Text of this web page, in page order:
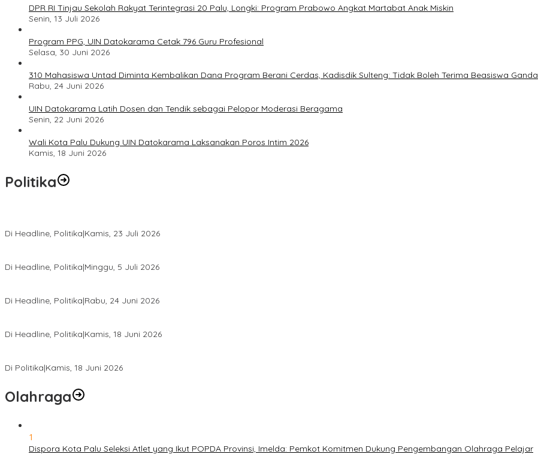
DPR RI Tinjau Sekolah Rakyat Terintegrasi 20 Palu, Longki: Program Prabowo Angkat Martabat Anak Miskin
Senin, 13 Juli 2026
Program PPG, UIN Datokarama Cetak 796 Guru Profesional
Selasa, 30 Juni 2026
310 Mahasiswa Untad Diminta Kembalikan Dana Program Berani Cerdas, Kadisdik Sulteng: Tidak Boleh Terima Beasiswa Ganda
Rabu, 24 Juni 2026
UIN Datokarama Latih Dosen dan Tendik sebagai Pelopor Moderasi Beragama
Senin, 22 Juni 2026
Wali Kota Palu Dukung UIN Datokarama Laksanakan Poros Intim 2026
Kamis, 18 Juni 2026
Politika
Di Headline, Politika|Kamis, 23 Juli 2026
Di Headline, Politika|Minggu, 5 Juli 2026
Di Headline, Politika|Rabu, 24 Juni 2026
Di Headline, Politika|Kamis, 18 Juni 2026
Di Politika|Kamis, 18 Juni 2026
Olahraga
1
Dispora Kota Palu Seleksi Atlet yang Ikut POPDA Provinsi, Imelda: Pemkot Komitmen Dukung Pengembangan Olahraga Pelajar